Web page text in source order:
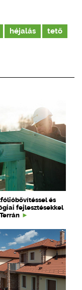
héjalás
tető
és
fejlesztésekkel